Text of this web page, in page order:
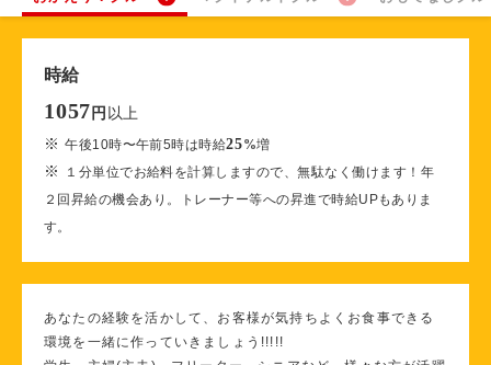
時給
1057 円 以上
※午後10時〜午前5時は時給25%増
※
１分単位でお給料を計算しますので、無駄なく働けます！年
２回昇給の機会あり。トレーナー等への昇進で時給UPもありま
す。
あなたの経験を活かして、お客様が気持ちよくお食事できる
環境を一緒に作っていきましょう!!!!!